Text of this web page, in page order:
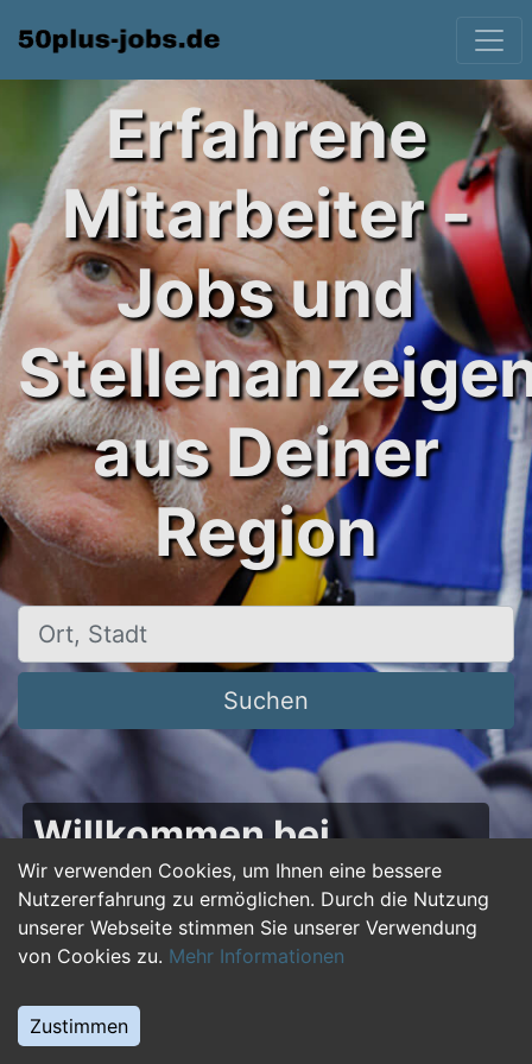
Wir verwenden Cookies, um Ihnen eine bessere
Nutzererfahrung zu ermöglichen. Durch die Nutzung
unserer Webseite stimmen Sie unserer Verwendung
von Cookies zu. Mehr Informationen
Zustimmen
Erfahrene
Mitarbeiter -
Jobs und
aus Deiner
Region
Ort, Stadt
Suchen
Willkommen bei
50plus-jobs.de – Dein
Portal für Jobs ab 50!
Du bist über 50 und suchst nach einer neuen
beruflichen Herausforderung oder einem
Jobwechsel? Auf